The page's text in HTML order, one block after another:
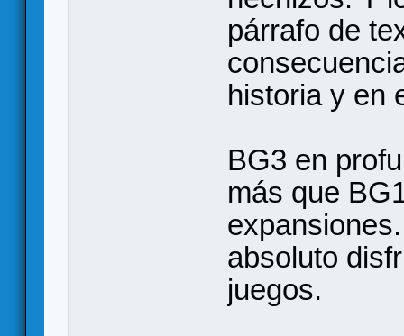
párrafo de
historia y en
BG3 en
más que
absoluto
juegos.